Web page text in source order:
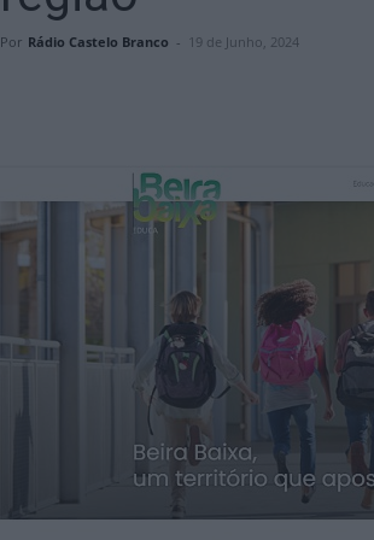
Por Rádio Castelo Branco - 19 de Junho, 2024